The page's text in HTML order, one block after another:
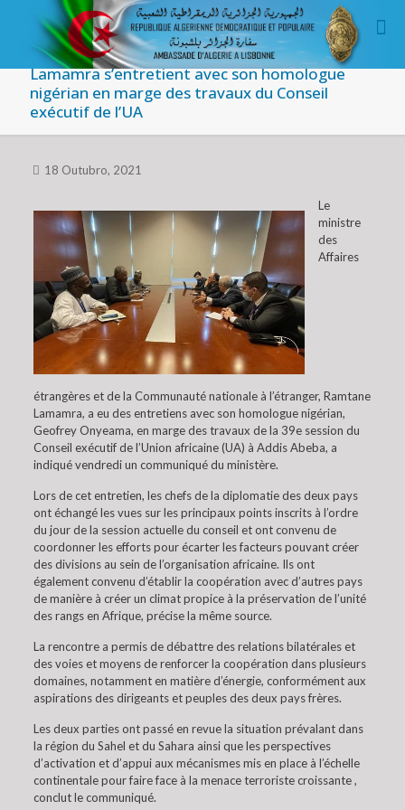
Lamamra s’entretient avec son homologue
nigérian en marge des travaux du Conseil
exécutif de l’UA
18 Outubro, 2021
Le
ministre
des
Affaires
étrangères et de la Communauté nationale à l’étranger, Ramtane
Lamamra, a eu des entretiens avec son homologue nigérian,
Geofrey Onyeama, en marge des travaux de la 39e session du
Conseil exécutif de l’Union africaine (UA) à Addis Abeba, a
indiqué vendredi un communiqué du ministère.
Lors de cet entretien, les chefs de la diplomatie des deux pays
ont échangé les vues sur les principaux points inscrits à l’ordre
du jour de la session actuelle du conseil et ont convenu de
coordonner les efforts pour écarter les facteurs pouvant créer
des divisions au sein de l’organisation africaine. Ils ont
également convenu d’établir la coopération avec d’autres pays
de manière à créer un climat propice à la préservation de l’unité
des rangs en Afrique, précise la même source.
La rencontre a permis de débattre des relations bilatérales et
des voies et moyens de renforcer la coopération dans plusieurs
domaines, notamment en matière d’énergie, conformément aux
aspirations des dirigeants et peuples des deux pays frères.
Les deux parties ont passé en revue la situation prévalant dans
la région du Sahel et du Sahara ainsi que les perspectives
d’activation et d’appui aux mécanismes mis en place à l’échelle
continentale pour faire face à la menace terroriste croissante ,
conclut le communiqué.